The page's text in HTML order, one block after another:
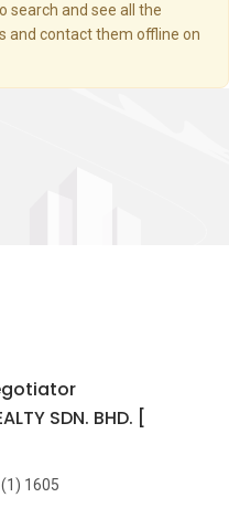
search and see all the
and contact them offline on
SDN. BHD. [
(1) 1605